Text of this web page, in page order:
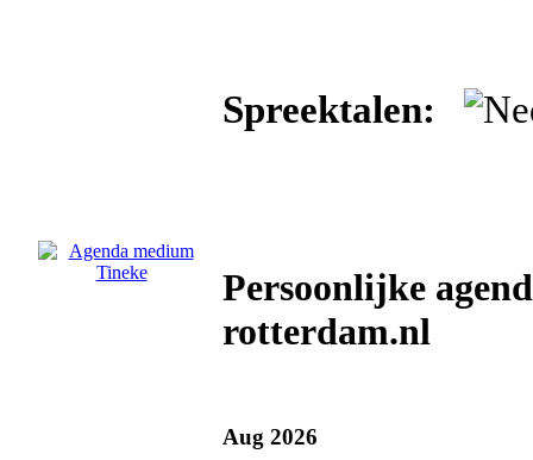
Spreektalen:
Persoonlijke
rotterdam.nl
Aug 2026